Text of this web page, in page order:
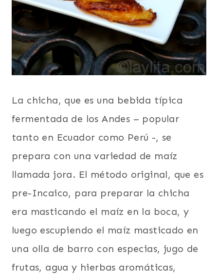
La chicha, que es una bebida típica
fermentada de los Andes – popular
tanto en Ecuador como Perú -, se
prepara con una variedad de maíz
llamada jora. El método original, que es
pre-Incaico, para preparar la chicha
era masticando el maíz en la boca, y
luego escupiendo el maíz masticado en
una olla de barro con especias, jugo de
frutas, agua y hierbas aromáticas,